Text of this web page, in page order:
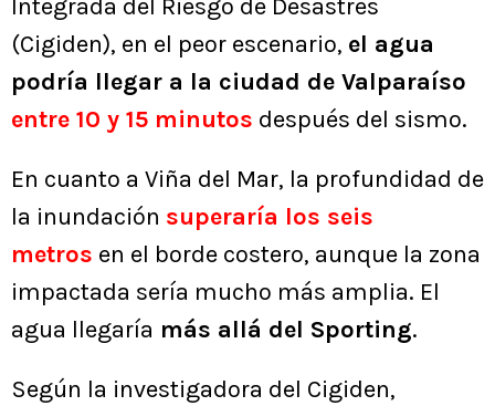
Integrada del Riesgo de Desastres
(Cigiden), en el peor escenario, el agua
podría llegar a la ciudad de Valparaíso
entre 10 y 15 minutos después del sismo.
En cuanto a Viña del Mar, la profundidad de
la inundación superaría los seis
metros en el borde costero, aunque la zona
impactada sería mucho más amplia. El
agua llegaría más allá del Sporting.
Según la investigadora del Cigiden,